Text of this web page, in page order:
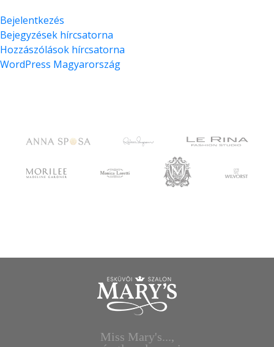
Bejelentkezés
Bejegyzések hírcsatorna
Hozzászólások hírcsatorna
WordPress Magyarország
Miss Mary's...,